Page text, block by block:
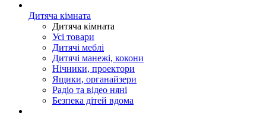
Дитяча кімната
Дитяча кімната
Усі товари
Дитячі меблі
Дитячі манежі, кокони
Нічники, проектори
Ящики, органайзери
Радіо та відео няні
Безпека дітей вдома